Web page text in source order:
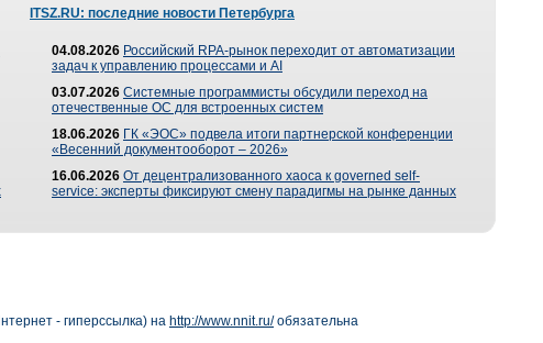
ITSZ.RU: последние новости Петербурга
04.08.2026 Российский RPA-рынок переходит от автоматизации
задач к управлению процессами и AI
03.07.2026 Системные программисты обсудили переход на
отечественные ОС для встроенных систем
18.06.2026 ГК «ЭОС» подвела итоги партнерской конференции
«Весенний документооборот – 2026»
16.06.2026 От децентрализованного хаоса к governed self-
service: эксперты фиксируют смену парадигмы на рынке данных
- гиперссылка) на http://www.nnit.ru/обязательна